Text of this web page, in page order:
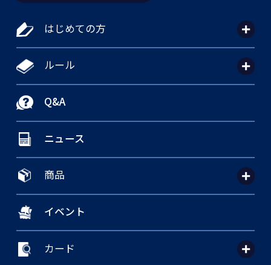
はじめての方
ルール
Q&A
ニュース
商品
イベント
カード